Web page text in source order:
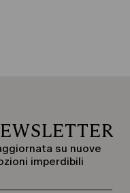
su nuove
imperdibili